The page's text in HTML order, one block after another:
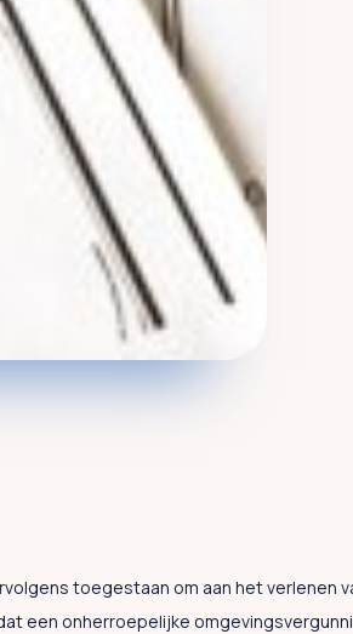
toegestaan om aan het verlenen
een onherroepelijke